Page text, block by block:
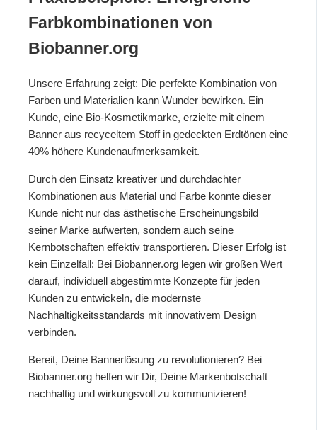
Farbkombinationen von
Biobanner.org
Unsere Erfahrung zeigt: Die perfekte Kombination von
Farben und Materialien kann Wunder bewirken. Ein
Kunde, eine Bio-Kosmetikmarke, erzielte mit einem
Banner aus recyceltem Stoff in gedeckten Erdtönen eine
40% höhere Kundenaufmerksamkeit.
Durch den Einsatz kreativer und durchdachter
Kombinationen aus Material und Farbe konnte dieser
Kunde nicht nur das ästhetische Erscheinungsbild
seiner Marke aufwerten, sondern auch seine
Kernbotschaften effektiv transportieren. Dieser Erfolg ist
kein Einzelfall: Bei Biobanner.org legen wir großen Wert
darauf, individuell abgestimmte Konzepte für jeden
Kunden zu entwickeln, die modernste
Nachhaltigkeitsstandards mit innovativem Design
verbinden.
Bereit, Deine Bannerlösung zu revolutionieren? Bei
Biobanner.org helfen wir Dir, Deine Markenbotschaft
nachhaltig und wirkungsvoll zu kommunizieren!